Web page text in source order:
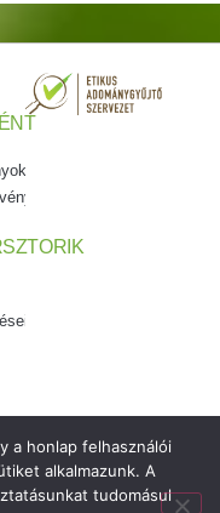
a honlap felhasználói
alkalmazunk. A
tudomásul